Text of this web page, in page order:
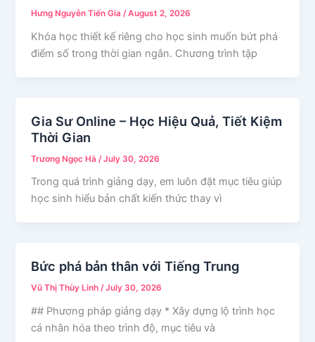
Hưng Nguyễn Tiến Gia/August 2, 2026
Khóa học thiết kế riêng cho học sinh muốn bứt phá
điểm số trong thời gian ngắn. Chương trình tập
Gia Sư Online – Học Hiệu Quả, Tiết Kiệm
Thời Gian
Trương Ngọc Hà /July 30, 2026
Trong quá trình giảng dạy, em luôn đặt mục tiêu giúp
học sinh hiểu bản chất kiến thức thay vì
Bức phá bản thân với Tiếng Trung
Vũ Thị Thùy Linh/July 30, 2026
## Phương pháp giảng dạy * Xây dựng lộ trình học
cá nhân hóa theo trình độ, mục tiêu và